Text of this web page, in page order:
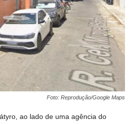
Foto: Reprodução/Google Maps
ao lado de uma agência do